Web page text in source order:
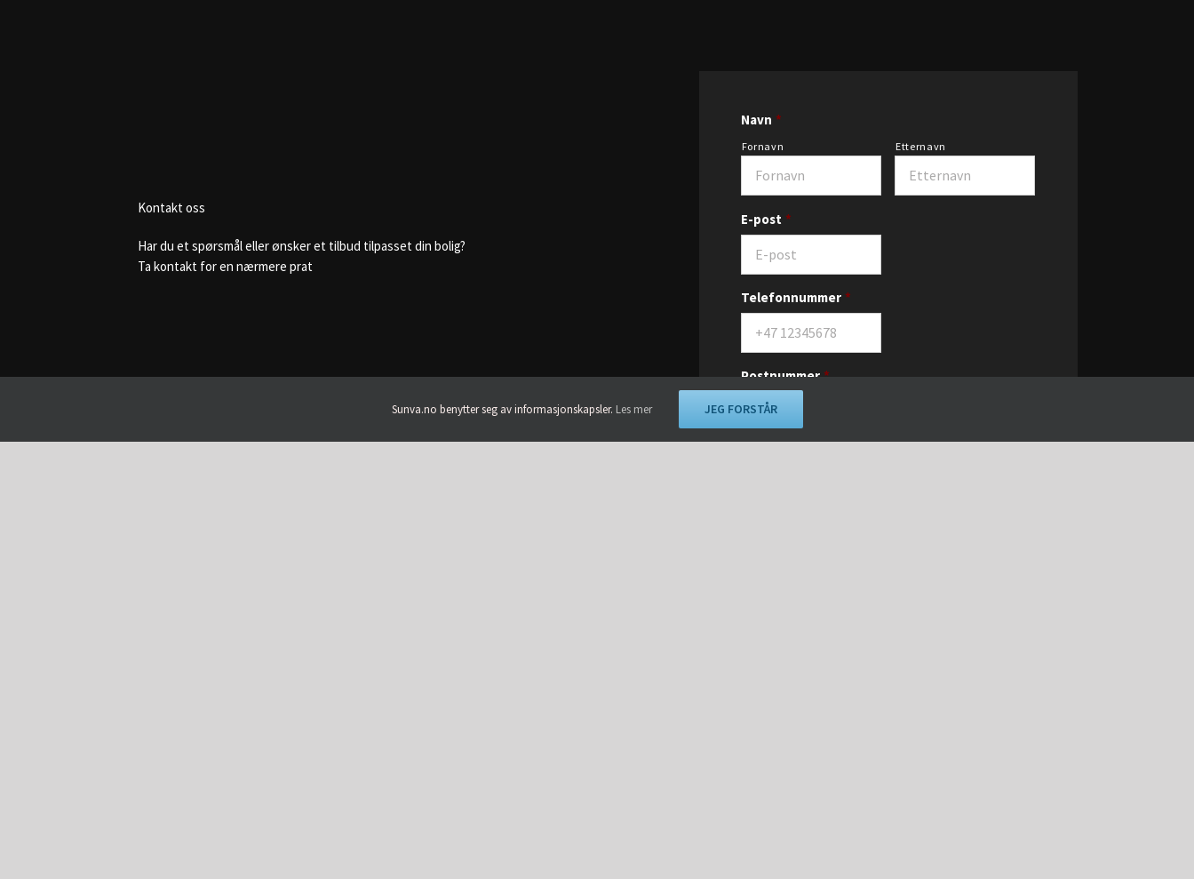
Kontakt oss
Har du et spørsmål eller ønsker et tilbud tilpasset din bolig?
Ta kontakt for en nærmere prat
Navn *
Fornavn Etternavn
E-post *
Telefonnummer *
Postnummer *
Please enter a value between0001and9999.
Sunva.no benytter seg av informasjonskapsler. Les mer JEG FORSTÅR